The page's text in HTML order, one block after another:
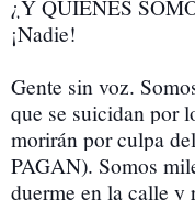
¿Y QUIENES
¡Nadie!
Gente sin voz.
que se suicidan por
morirán por culpa
PAGAN). Somos
duerme en la calle y